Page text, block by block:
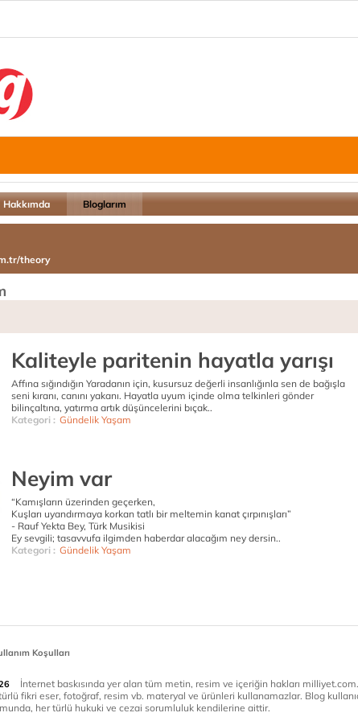
Hakkımda Bloglarım
theory
Kaliteyle paritenin hayatla yarışı
Affına sığındığın Yaradanın için, kusursuz değerli insanlığınla sen de bağışla
seni kıranı, canını yakanı. Hayatla uyum içinde olma telkinleri gönder
bilinçaltına, yatırma artık düşüncelerini bıçak..
Kategori : Gündelik Yaşam
Neyim var
“Kamışların üzerinden geçerken,
Kuşları uyandırmaya korkan tatlı bir meltemin kanat çırpınışları”
- Rauf Yekta Bey, Türk Musikisi
Ey sevgili; tasavvufa ilgimden haberdar alacağım ney dersin..
Kategori : Gündelik Yaşam
Koşulları
İnternet baskısında yer alan tüm metin, resim ve içeriğin hakları
fikri eser, fotoğraf, resim vb. materyal ve ürünleri kullanamazlar. Blog
her türlü hukuki ve cezai sorumluluk kendilerine aittir.